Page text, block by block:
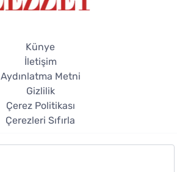
Künye
İletişim
Aydınlatma Metni
Gizlilik
Çerez Politikası
Çerezleri Sıfırla